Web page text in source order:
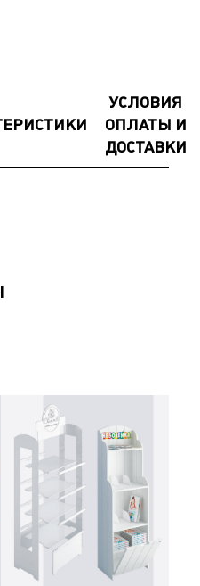
УСЛОВИЯ
ОПЛАТЫ И
ДОСТАВКИ